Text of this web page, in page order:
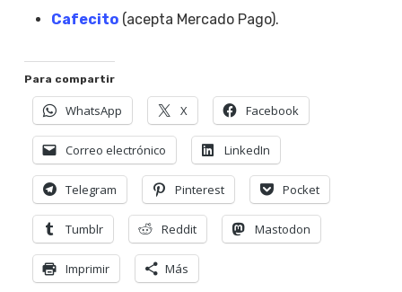
Cafecito(acepta Mercado Pago).
Para compartir
WhatsApp X Facebook
Correo electrónico LinkedIn
Telegram Pinterest Pocket
Tumblr Reddit Mastodon
Imprimir Más